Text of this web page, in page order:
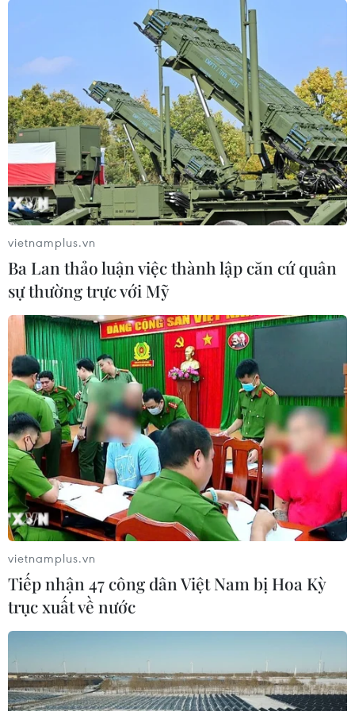
vietnamplus.vn
Ba Lan thảo luận việc thành lập căn cứ quân
sự thường trực với Mỹ
vietnamplus.vn
Tiếp nhận 47 công dân Việt Nam bị Hoa Kỳ
trục xuất về nước